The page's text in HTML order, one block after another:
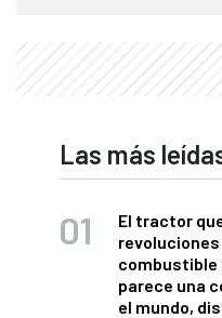
Las más
El tractor
combustible
parece una
el mundo,